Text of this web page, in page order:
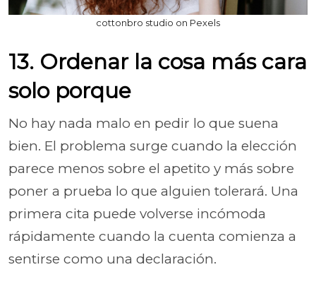
cottonbro studio on Pexels
13. Ordenar la cosa más cara
solo porque
No hay nada malo en pedir lo que suena
bien. El problema surge cuando la elección
parece menos sobre el apetito y más sobre
poner a prueba lo que alguien tolerará. Una
primera cita puede volverse incómoda
rápidamente cuando la cuenta comienza a
sentirse como una declaración.